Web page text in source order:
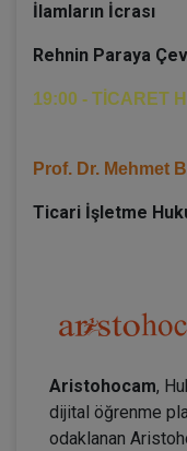
İlamların İcrası
Rehnin Paraya
19:00 - TİCARET
Prof. Dr. Mehmet
Ticari İşletme
Aristohocam,
dijital öğrenme
odaklanan